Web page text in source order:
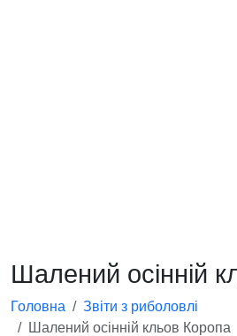
Шалений осінній
Головна
Звіти з риболовлі
Шалений осінній кльов Коропа